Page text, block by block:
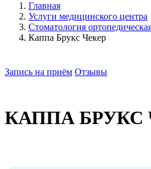
Главная
Услуги медицинского центра
Стоматология
Каппа Брукс Чекер
КАППА БРУКС
Запись на приём Отзывы